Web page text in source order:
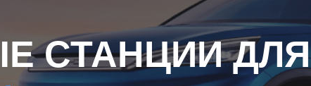
СТАНЦИИ ДЛЯ